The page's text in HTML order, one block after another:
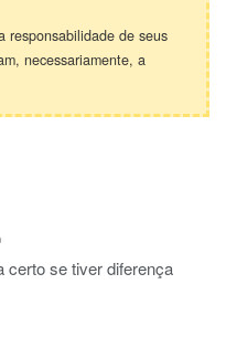
responsabilidade de seus
necessariamente, a
certo se tiver diferença